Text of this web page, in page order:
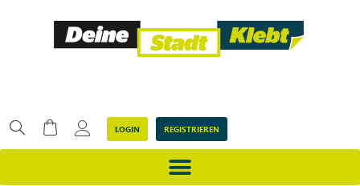
LOGIN REGISTRIEREN